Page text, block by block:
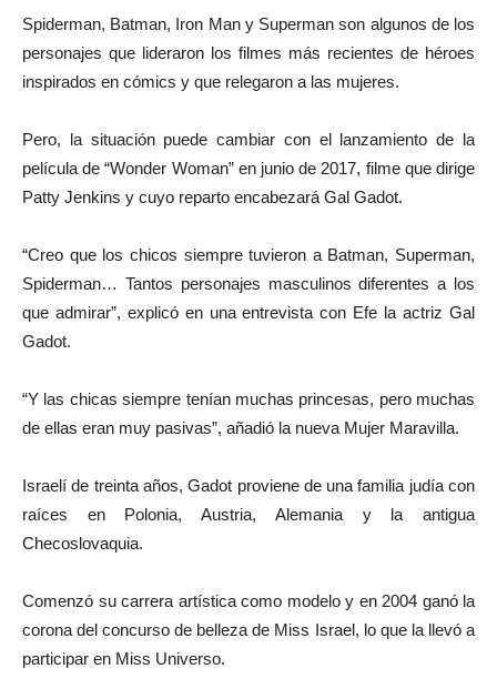
Spiderman, Batman, Iron Man y Superman son algunos de los
personajes que lideraron los filmes más recientes de héroes
inspirados en cómics y que relegaron a las mujeres.
Pero, la situación puede cambiar con el lanzamiento de la
película de “Wonder Woman” en junio de 2017, filme que dirige
Patty Jenkins y cuyo reparto encabezará Gal Gadot.
“Creo que los chicos siempre tuvieron a Batman, Superman,
Spiderman… Tantos personajes masculinos diferentes a los
que admirar”, explicó en una entrevista con Efe la actriz Gal
Gadot.
“Y las chicas siempre tenían muchas princesas, pero muchas
de ellas eran muy pasivas”, añadió la nueva Mujer Maravilla.
Israelí de treinta años, Gadot proviene de una familia judía con
raíces en Polonia, Austria, Alemania y la antigua
Checoslovaquia.
Comenzó su carrera artística como modelo y en 2004 ganó la
corona del concurso de belleza de Miss Israel, lo que la llevó a
participar en Miss Universo.